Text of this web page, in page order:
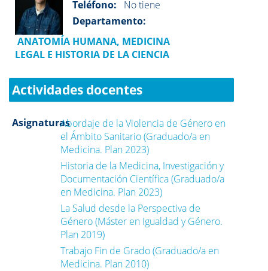
Teléfono: No tiene
Departamento:
ANATOMÍA HUMANA, MEDICINA
LEGAL E HISTORIA DE LA CIENCIA
Actividades docentes
AsignaturasAbordaje de la Violencia de Género en
el Ámbito Sanitario (Graduado/a en
Medicina. Plan 2023)
Historia de la Medicina, Investigación y
Documentación Científica (Graduado/a
en Medicina. Plan 2023)
La Salud desde la Perspectiva de
Género (Máster en Igualdad y Género.
Plan 2019)
Trabajo Fin de Grado (Graduado/a en
Medicina. Plan 2010)